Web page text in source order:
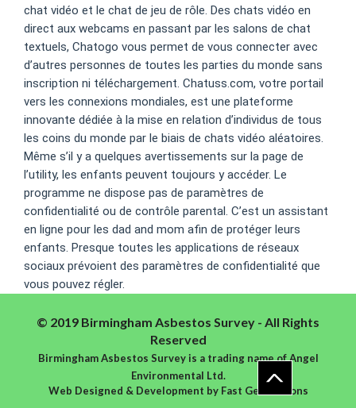
chat vidéo et le chat de jeu de rôle. Des chats vidéo en
direct aux webcams en passant par les salons de chat
textuels, Chatogo vous permet de vous connecter avec
d’autres personnes de toutes les parties du monde sans
inscription ni téléchargement. Chatuss.com, votre portail
vers les connexions mondiales, est une plateforme
innovante dédiée à la mise en relation d’individus de tous
les coins du monde par le biais de chats vidéo aléatoires.
Même s’il y a quelques avertissements sur la page de
l’utility, les enfants peuvent toujours y accéder. Le
programme ne dispose pas de paramètres de
confidentialité ou de contrôle parental. C’est un assistant
en ligne pour les dad and mom afin de protéger leurs
enfants. Presque toutes les applications de réseaux
sociaux prévoient des paramètres de confidentialité que
vous pouvez régler.
© 2019 Birmingham Asbestos Survey - All Rights
Reserved
Birmingham Asbestos Survey is a trading name of Angel
Environmental Ltd.
Web Designed & Development by Fast Generations